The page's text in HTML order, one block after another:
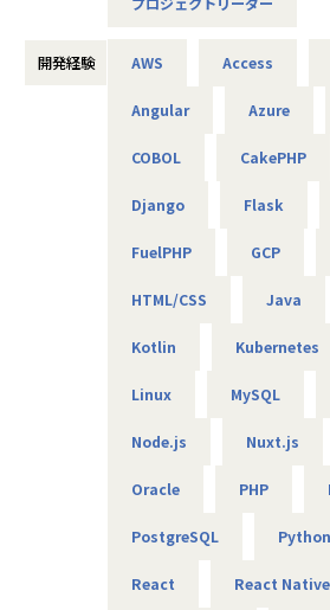
基本給で勝負している会社です！技術
ることをしておりません。
昇給は、基本給を上げていくため、賞
スタンバイ期間は、しっかりJ-college
して放置しない会社です。
（AIエンジニアコース/IT パスポート試
1ヵ月半～2ヵ月に1度のペースで営業
不満・不安をヒアリングすると同時に
持に繋げています。
★リーダーによるフォロー
経験のある技術者をリーダーに任命し
開発経験 AWS Access
Angular Azure
COBOL CakePHP
Django Flask
FuelPHP GCP
HTML/CSS Java
Kotlin Kubernetes
Linux MySQL
Node.js Nuxt.js
Oracle PHP
PostgreSQL Python
React React Native